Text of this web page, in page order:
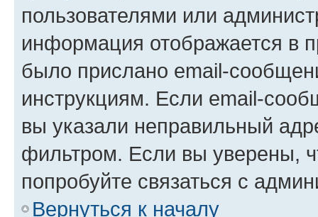
пользователями или
информация отображается в
было прислано email-
инструкциям. Если email-
вы указали неправильный
фильтром. Если вы уверены,
попробуйте связаться с
Вернуться к началу